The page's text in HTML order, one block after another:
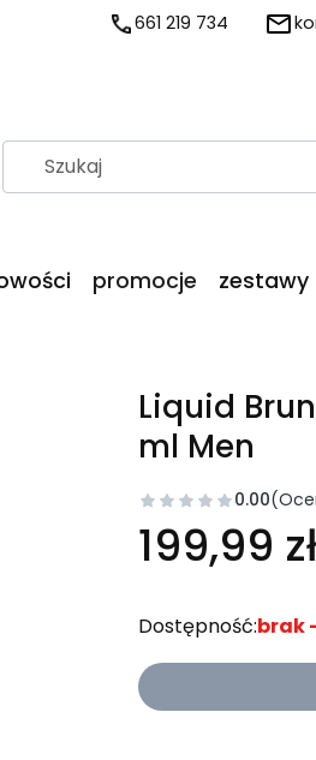
661 219 734
promocje zestawy
Liquid
ml Men
0.00
199,99
Dostępność:brak